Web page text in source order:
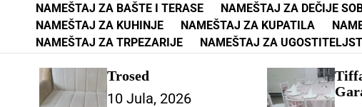
NAMEŠTAJ ZA BAŠTE I TERASE NAMEŠTAJ ZA DEČIJE
NAMEŠTAJ ZA KUHINJE
NAMEŠTAJ ZA KUPATILA
NAMEŠTAJ ZA TRPEZARIJE
NAMEŠTAJ ZA
Trosed
10 Jula, 2026